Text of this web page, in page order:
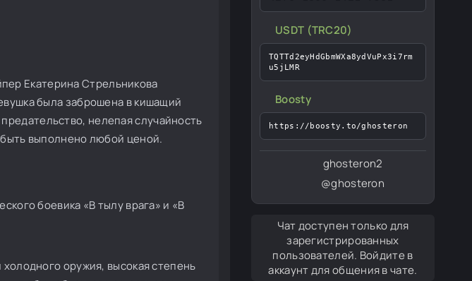
Екатерина Стрельникова
была заброшена в кишащий
нелепая случайность
выполнено любой ценой.
боевика «В тылу врага» и «В
оружия, высокая степень
USDT (TRC20)
TQTTd2eyHdGbmWXa8ydVuPx3i7rm
u5jLMR
Boosty
https://boosty.to/ghosteron
ghosteron2
@ghosteron
Чат доступен только для
зарегистрированных
пользователей. Войдите в
аккаунт для общения в чате.